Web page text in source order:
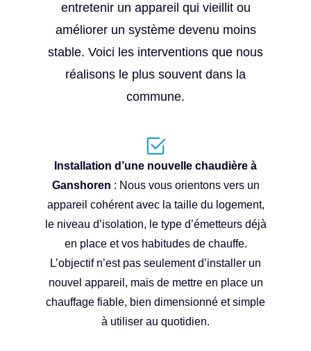
entretenir un appareil qui vieillit ou
améliorer un système devenu moins
stable. Voici les interventions que nous
réalisons le plus souvent dans la
commune.
Installation d’une nouvelle chaudière à
Ganshoren : Nous vous orientons vers un
appareil cohérent avec la taille du logement,
le niveau d’isolation, le type d’émetteurs déjà
en place et vos habitudes de chauffe.
L’objectif n’est pas seulement d’installer un
nouvel appareil, mais de mettre en place un
chauffage fiable, bien dimensionné et simple
à utiliser au quotidien.